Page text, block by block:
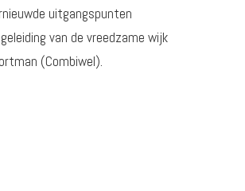
uitgangspunten
van de vreedzame wijk
(Combiwel).